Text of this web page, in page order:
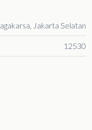
Jakarta Selatan
12530